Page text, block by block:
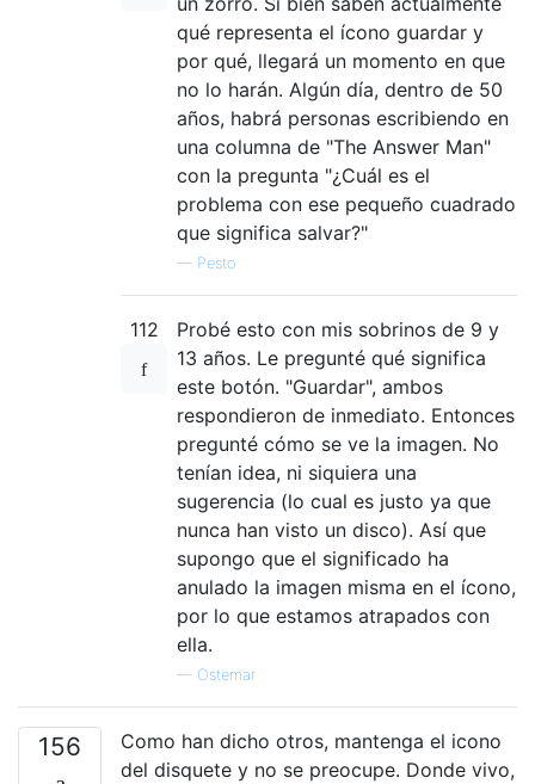
qué representa el ícono guardar y
por qué, llegará un momento en que
no lo harán. Algún día, dentro de 50
años, habrá personas escribiendo en
una columna de "The Answer Man"
con la pregunta "¿Cuál es el
problema con ese pequeño cuadrado
que significa salvar?"
— Pesto
112
Probé esto con mis sobrinos de 9 y
13 años. Le pregunté qué significa
este botón. "Guardar", ambos
respondieron de inmediato. Entonces
pregunté cómo se ve la imagen. No
tenían idea, ni siquiera una
sugerencia (lo cual es justo ya que
nunca han visto un disco). Así que
supongo que el significado ha
anulado la imagen misma en el ícono,
por lo que estamos atrapados con
ella.
— Ostemar
156
Como han dicho otros, mantenga el icono
del disquete y no se preocupe. Donde vivo,